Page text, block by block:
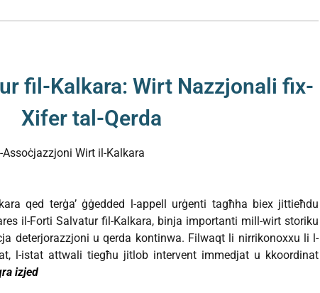
fil-Kalkara: Wirt Nazzjonali fix-
Xifer tal-Qerda
Wirt il-Kalkara
qed terġa’ ġġedded l-appell urġenti tagħha biex jittieħdu
il-Forti Salvatur fil-Kalkara, binja importanti mill-wirt storiku
deterjorazzjoni u qerda kontinwa. Filwaqt li nirrikonoxxu li l-
l-istat attwali tiegħu jitlob intervent immedjat u kkoordinat
izjed